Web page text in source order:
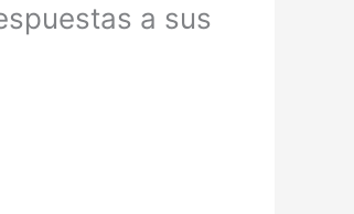
a sus